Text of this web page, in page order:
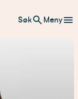
Søk Meny